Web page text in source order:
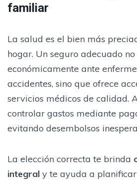
familiar
La salud es el bien más
hogar. Un seguro adecuado
económicamente ante
accidentes, sino que ofrece
servicios médicos de calidad.
controlar gastos mediante
evitando desembolsos
La elección correcta te brinda
integral y te ayuda a